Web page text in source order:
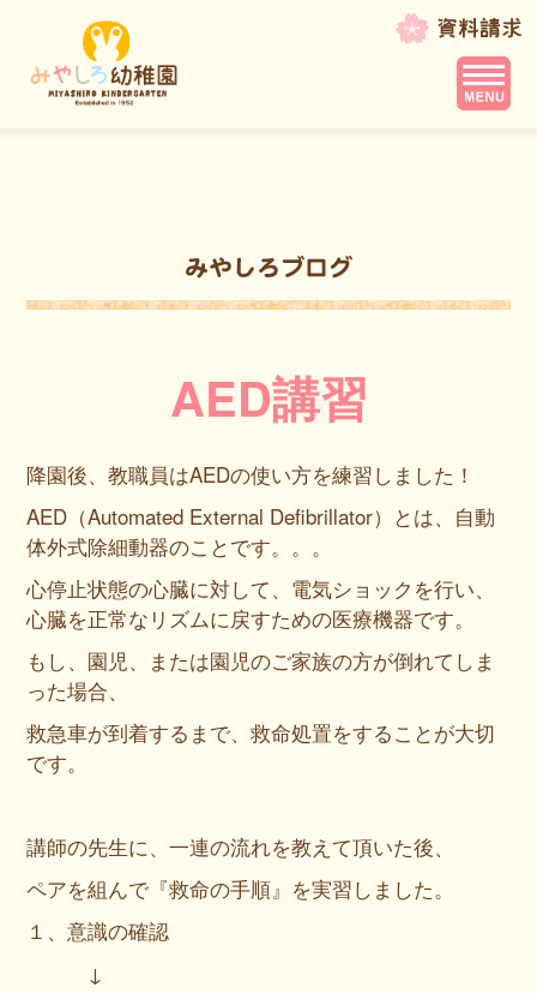
AED講習
降園後、教職員はAEDの使い方を練習しました！
AED（Automated External Defibrillator）とは、自動
体外式除細動器のことです。。。
心停止状態の心臓に対して、電気ショックを行い、
心臓を正常なリズムに戻すための医療機器です。
もし、園児、または園児のご家族の方が倒れてしま
った場合、
救急車が到着するまで、救命処置をすることが大切
です。
講師の先生に、一連の流れを教えて頂いた後、
ペアを組んで『救命の手順』を実習しました。
１、意識の確認
↓